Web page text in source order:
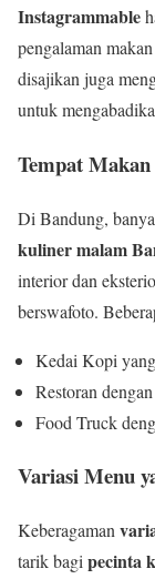
Instagrammable
pengalaman
disajikan juga
untuk
Tempat
Di Bandung,
kuliner malam
interior dan
berswafoto.
Kedai Kopi
Restoran
Food Truck
Variasi Menu
Keberagaman
tarik bagi pecinta